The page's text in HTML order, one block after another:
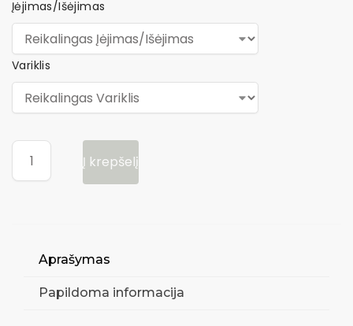
Įėjimas/Išėjimas
Variklis
Į krepšelį
Aprašymas
Papildoma informacija